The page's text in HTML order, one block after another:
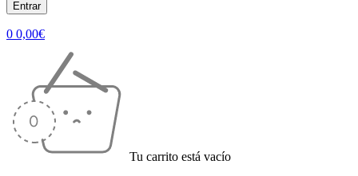
0 0,00€
Tu carrito está vacío